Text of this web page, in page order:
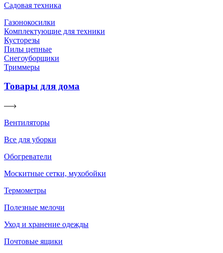
Садовая техника
Газонокосилки
Комплектующие для техники
Кусторезы
Пилы цепные
Снегоуборщики
Триммеры
Товары для дома
Вентиляторы
Все для уборки
Обогреватели
Москитные сетки, мухобойки
Термометры
Полезные мелочи
Уход и хранение одежды
Почтовые ящики